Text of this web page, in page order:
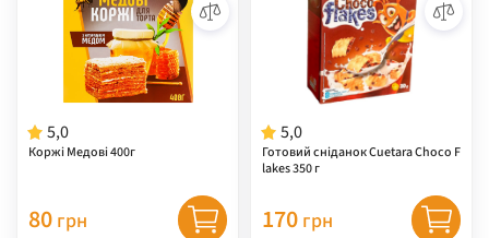
5,0
Коржі Медові 400г
80 грн
5,0
Готовий сніданок Cuetara Choco F
lakes 350 г
170 грн